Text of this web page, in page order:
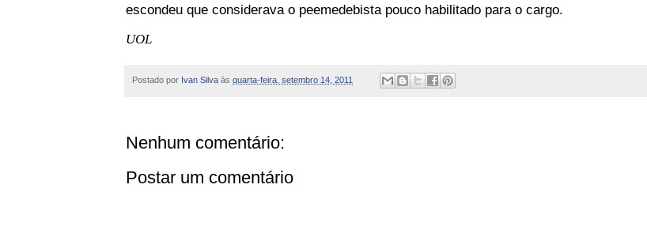
escondeu que considerava o peemedebista pouco habilitado para o cargo.
UOL
Postado por Ivan Silva às quarta-feira, setembro 14, 2011
Nenhum comentário:
Postar um comentário